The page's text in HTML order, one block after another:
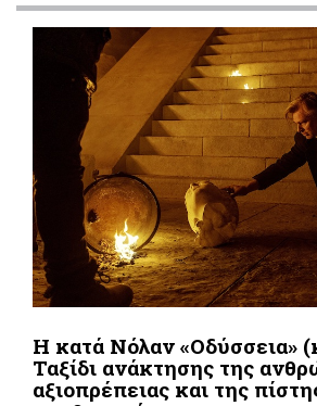
Η κατά Νόλαν «Οδύσσεια»
Ταξίδι ανάκτησης της
αξιοπρέπειας και της